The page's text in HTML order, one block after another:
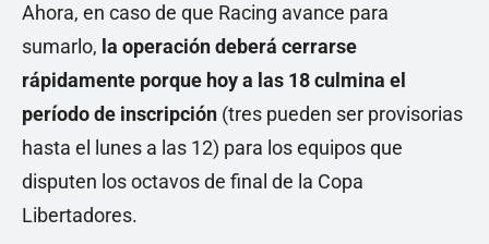
Ahora, en caso de que Racing avance para
sumarlo, la operación deberá cerrarse
rápidamente porque hoy a las 18 culmina el
período de inscripción (tres pueden ser provisorias
hasta el lunes a las 12) para los equipos que
disputen los octavos de final de la Copa
Libertadores.